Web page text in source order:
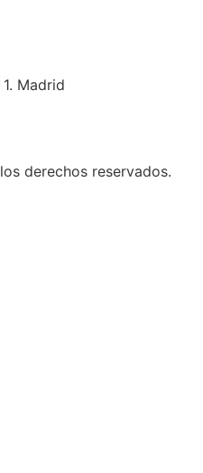
Madrid
derechos reservados.